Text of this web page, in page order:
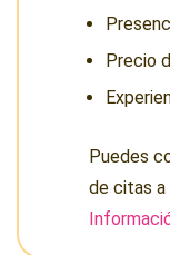
Precio
Puedes
de citas